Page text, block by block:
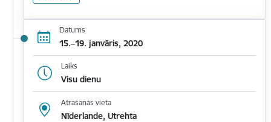
Datums
15.–19. janvāris, 2020
Laiks
Visu dienu
Atrašanās vieta
Nīderlande, Utrehta